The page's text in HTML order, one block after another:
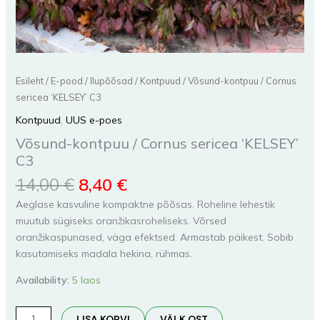
Esileht/ E-pood / Ilupõõsad / Kontpuud / Võsund-kontpuu / Cornus
sericea ‘KELSEY’ C3
Kontpuud, UUS e-poes
Võsund-kontpuu / Cornus sericea ‘KELSEY’
C3
14,00€ 8,40 €
Aeglase kasvuline kompaktne põõsas. Roheline lehestik
muutub sügiseks oranžikasroheliseks. Võrsed
oranžikaspunased, väga efektsed. Armastab päikest. Sobib
kasutamiseks madala hekina, rühmas.
Availability: 5 laos